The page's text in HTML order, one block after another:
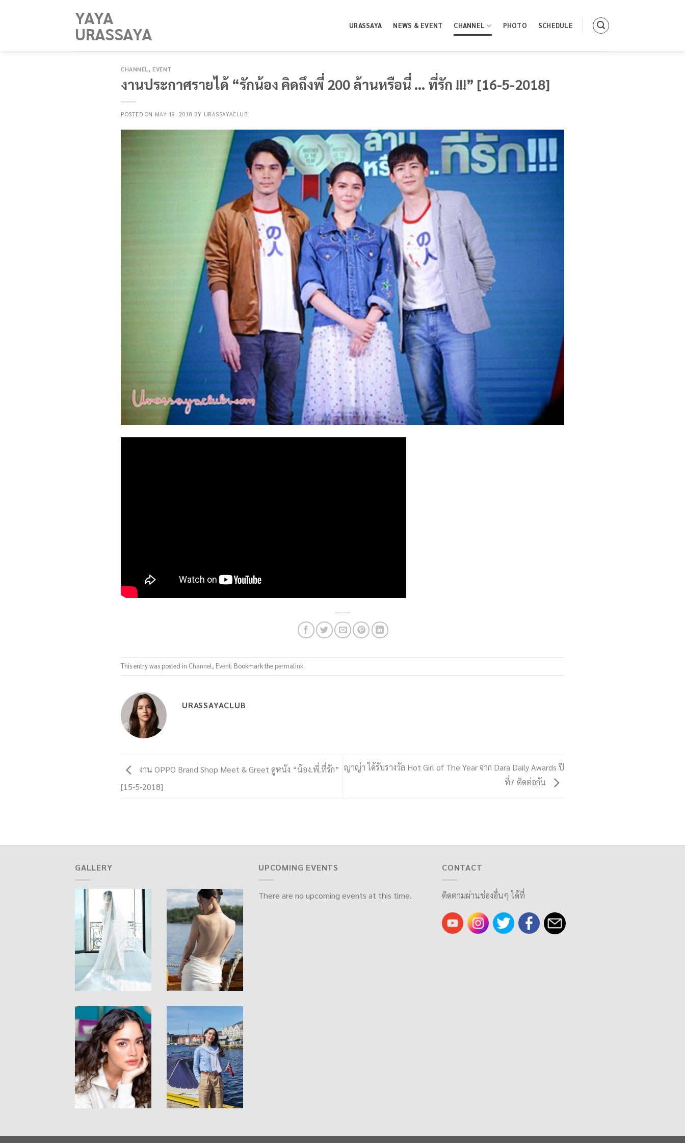
YAYA
URASSAYA URASSAYA NEWS & EVENT CHANNEL PHOTO SCHEDULE
CHANNEL,EVENT
งานประกาศรายได้ “รักน้อง คิดถึงพี่ 200 ล้านหรือนี่ … ที่รัก !!!” [16-5-2018]
POSTED ON MAY 19, 2018 BY URASSAYACLUB
This entry was posted in Channel, Event. Bookmark the permalink.
URASSAYACLUB
งาน OPPO Brand Shop Meet & Greet ดูหนัง “น้อง.พี่.ที่รัก”
[15-5-2018]
ญาญ่า ได้รับรางวัล Hot Girl of The Year จาก Dara Daily Awards ปี
ที่7 ติดต่อกัน
GALLERY UPCOMING EVENTS
There are no upcoming events at this time.
CONTACT
ติดตามผ่านช่องอื่นๆ ได้ที่